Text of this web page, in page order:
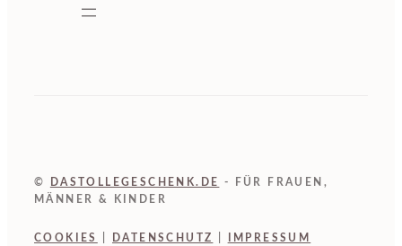
© DASTOLLEGESCHENK.DE
- FÜR FRAUEN,
MÄNNER & KINDER
COOKIES DATENSCHUTZ IMPRESSUM